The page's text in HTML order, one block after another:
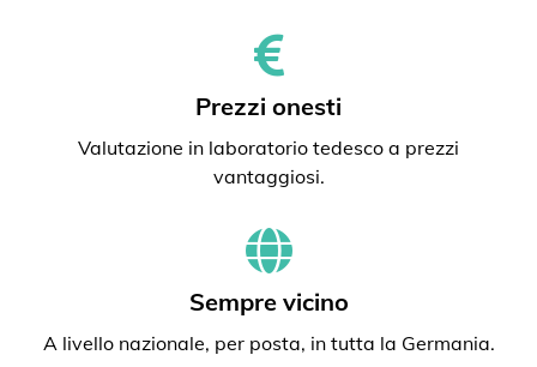
Prezzi onesti
Valutazione in laboratorio tedesco a prezzi
vantaggiosi.
Sempre vicino
A livello nazionale, per posta, in tutta la Germania.